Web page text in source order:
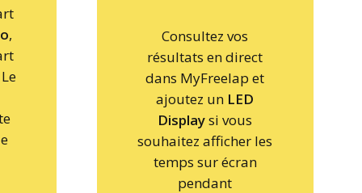
,
Consultez vos
résultats en direct
dans MyFreelap et
ajoutez un LED
Displaysi vous
souhaitez afficher les
temps sur écran
pendant